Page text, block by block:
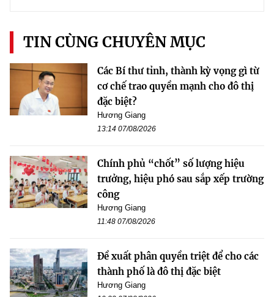
TIN CÙNG CHUYÊN MỤC
Các Bí thư tỉnh, thành kỳ vọng gì từ
cơ chế trao quyền mạnh cho đô thị
đặc biệt?
Hương Giang
13:14 07/08/2026
Chính phủ “chốt” số lượng hiệu
trưởng, hiệu phó sau sắp xếp trường
công
Hương Giang
11:48 07/08/2026
Đề xuất phân quyền triệt để cho các
thành phố là đô thị đặc biệt
Hương Giang